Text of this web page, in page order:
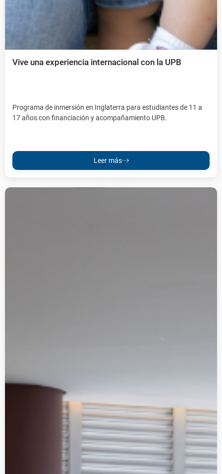
Vive una experiencia internacional con la UPB
Programa de inmersión en Inglaterra para estudiantes de 11 a
17 años con financiación y acompañamiento UPB.
Leer más